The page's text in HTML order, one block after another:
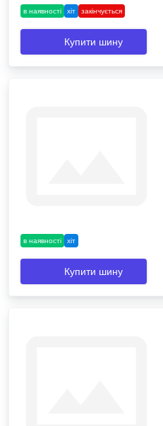
в наявності хіт закінчується
Купити шину
в наявності хіт
Купити шину